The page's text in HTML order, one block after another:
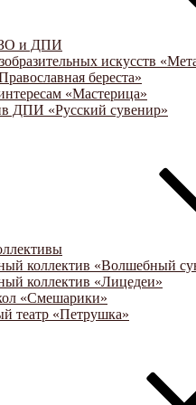
и ДПИ
искусств
береста»
«Мастерица»
ДПИ «Русский сувенир»
коллектив «Волшебный
коллектив «Лицедеи»
«Смешарики»
театр «Петрушка»